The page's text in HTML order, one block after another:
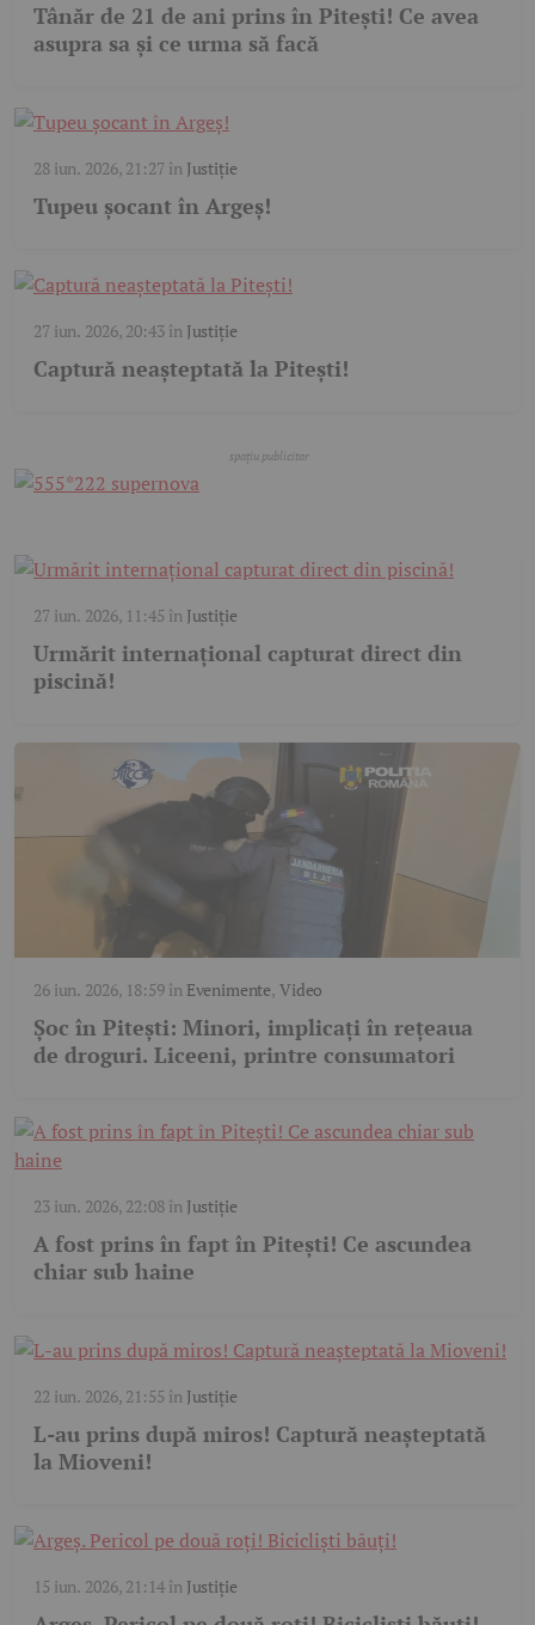
Tânăr de 21 de ani prins în Pitești! Ce avea
asupra sa și ce urma să facă
28 iun. 2026, 21:27în Justiție
Tupeu șocant în Argeș!
27 iun. 2026, 20:43în Justiție
Captură neașteptată la Pitești!
27 iun. 2026, 11:45 în Justiție
Urmărit internațional capturat direct din
piscină!
26 iun. 2026, 18:59în Evenimente,Video
Șoc în Pitești: Minori, implicați în rețeaua
de droguri. Liceeni, printre consumatori
23 iun. 2026, 22:08în Justiție
A fost prins în fapt în Pitești! Ce ascundea
chiar sub haine
22 iun. 2026, 21:55 în Justiție
L-au prins după miros! Captură neașteptată
la Mioveni!
15 iun. 2026, 21:14în Justiție